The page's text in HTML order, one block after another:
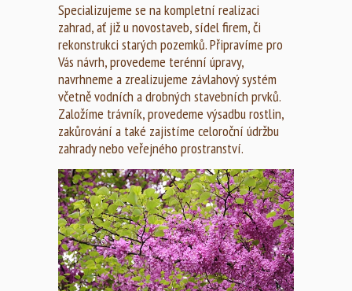
Specializujeme se na kompletní realizaci
zahrad, ať již u novostaveb, sídel firem, či
rekonstrukci starých pozemků. Připravíme pro
Vás návrh, provedeme terénní úpravy,
navrhneme a zrealizujeme závlahový systém
včetně vodních a drobných stavebních prvků.
Založíme trávník, provedeme výsadbu rostlin,
zakůrování a také zajistíme celoroční údržbu
zahrady nebo veřejného prostranství.